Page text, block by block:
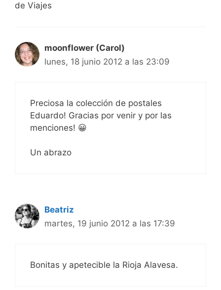
de Viajes
moonflower (Carol)
lunes, 18 junio 2012 a las 23:09
Preciosa la colección de postales
Eduardo! Gracias por venir y por las
menciones! 😀
Un abrazo
Beatriz
martes, 19 junio 2012 a las 17:39
Bonitas y apetecible la Rioja Alavesa.